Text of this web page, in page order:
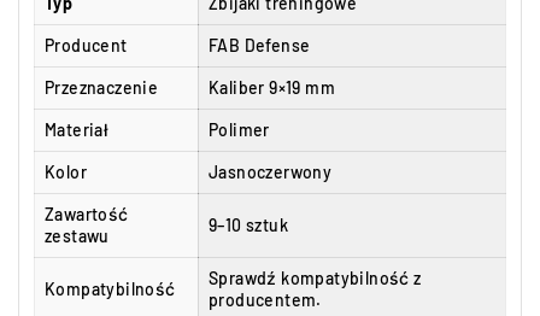
Producent FAB Defense
Przeznaczenie Kaliber 9×19 mm
Materiał Polimer
Kolor Jasnoczerwony
Zawartość
zestawu
9–10 sztuk
Kompatybilność
Sprawdź kompatybilność z
producentem.